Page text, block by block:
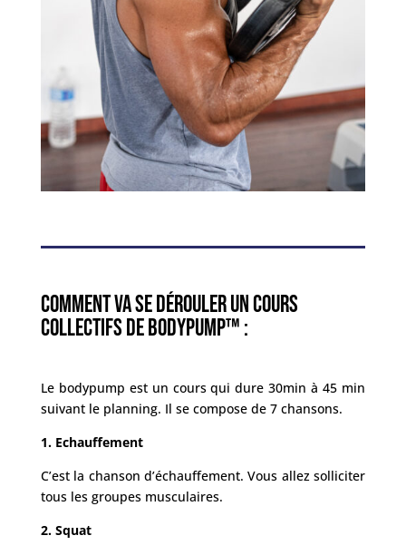
COMMENT VA SE DÉROULER UN COURS
COLLECTIFS DE BODYPUMP™ :
Le bodypump est un cours qui dure 30min à 45 min
suivant le planning. Il se compose de 7 chansons.
1. Echauffement
C’est la chanson d’échauffement. Vous allez solliciter
tous les groupes musculaires.
2. Squat